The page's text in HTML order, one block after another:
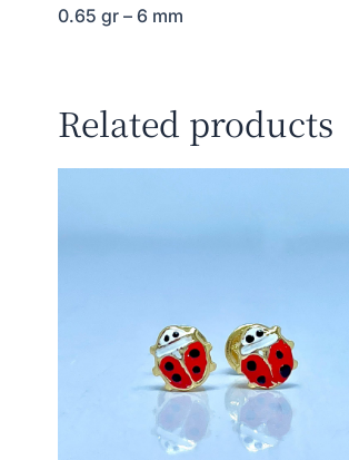
0.65 gr – 6 mm
Related products